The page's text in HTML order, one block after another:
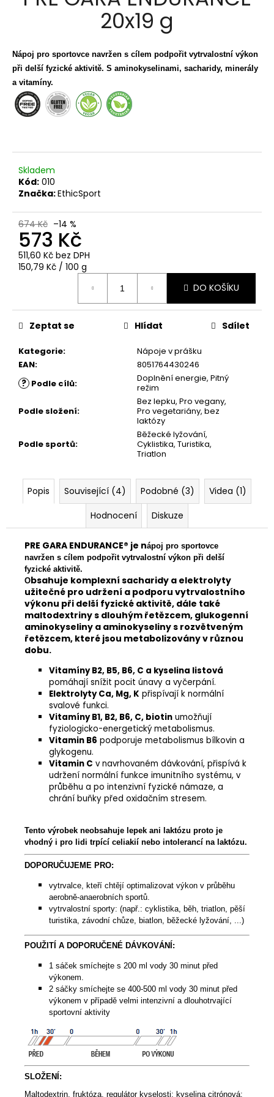
hvězdiček.
20x19 g
Nápoj pro sportovce navržen s cílem podpořit vytrvalostní výkon
při delší fyzické aktivitě. S aminokyselinami, sacharidy, minerály
a vitamíny.
Skladem
Kód: 010
Značka:EthicSport
674 Kč –14 %
573 Kč
511,60 Kč bez DPH
Měrná
150,79 Kč / 100 g
DO KOŠÍKU
Kategorie:
Nápoje v prášku
EAN: 8051764430246
? Podle cílů: Doplnění energie, Pitný
režim
Podle složení:
Bez lepku, Pro vegany,
Pro vegetariány, bez
laktózy
Podle sportů:
Běžecké lyžování,
Cyklistika, Turistika,
Triatlon
Zeptat se Hlídat Sdílet
Popis Související (4) Podobné (3)
Videa (1)
Hodnocení
Diskuze
PRE GARA ENDURANCE® je nápoj pro sportovce
navržen s cílem podpořit vytrvalostní výkon při delší
fyzické aktivitě.
Obsahuje komplexní sacharidy a elektrolyty
užitečné pro udržení a podporu vytrvalostního
výkonu při delší fyzické aktivitě, dále také
maltodextriny s dlouhým řetězcem, glukogenní
aminokyseliny a aminokyseliny s rozvětveným
řetězcem, které jsou metabolizovány v různou
dobu.
Vitamíny B2, B5, B6, C a kyselina listová
pomáhají snížit pocit únavy a vyčerpání.
Elektrolyty Ca, Mg, K přispívají k normální
svalové funkci.
Vitamíny B1, B2, B6, C, biotin umožňují
fyziologicko-energetický metabolismus.
Vitamin B6 podporuje metabolismus bílkovin a
glykogenu.
Vitamin C v navrhovaném dávkování, přispívá k
udržení normální funkce imunitního systému, v
průběhu a po intenzivní fyzické námaze, a
chrání buňky před oxidačním stresem.
Tento výrobek neobsahuje lepek ani laktózu proto je
vhodný i pro lidi trpící celiakií nebo intolerancí na laktózu.
DOPORUČUJEME PRO:
vytrvalce, kteří chtějí optimalizovat výkon v průběhu
aerobně-anaerobních sportů.
vytrvalostní sporty: (např.: cyklistika, běh, triatlon, pěší
turistika, závodní chůze, biatlon, běžecké lyžování, ...)
POUŽITÍ A DOPORUČENÉ DÁVKOVÁNÍ:
1 sáček smíchejte s 200 ml vody 30 minut před
výkonem.
2 sáčky smíchejte se 400-500 ml vody 30 minut před
výkonem v případě velmi intenzivní a dlouhotrvající
sportovní aktivity
SLOŽENÍ:
Maltodextrin, fruktóza, regulátor kyselosti: kyselina citrónová;
í
t
?
D
o
p
u
m